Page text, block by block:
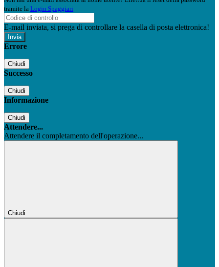
tramite la Login Spaggiari
E-mail inviata, si prega di controllare la casella di posta elettronica!
Errore
Chiudi
Successo
Chiudi
Informazione
Chiudi
Attendere...
Attendere il completamento dell'operazione...
Chiudi